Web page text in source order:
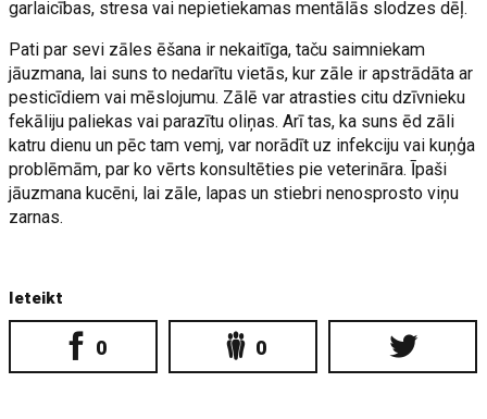
garlaicības, stresa vai nepietiekamas mentālās slodzes dēļ.
Pati par sevi zāles ēšana ir nekaitīga, taču saimniekam
jāuzmana, lai suns to nedarītu vietās, kur zāle ir apstrādāta ar
pesticīdiem vai mēslojumu. Zālē var atrasties citu dzīvnieku
fekāliju paliekas vai parazītu oliņas. Arī tas, ka suns ēd zāli
katru dienu un pēc tam vemj, var norādīt uz infekciju vai kuņģa
problēmām, par ko vērts konsultēties pie veterināra. Īpaši
jāuzmana kucēni, lai zāle, lapas un stiebri nenosprosto viņu
zarnas.
Ieteikt
0 0